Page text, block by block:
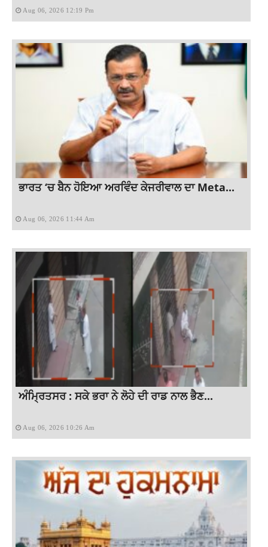
Aug 06, 2026 12:19 Pm
ਭਾਰਤ ‘ਚ ਬੈਨ ਹੋਇਆ ਅਰਵਿੰਦ ਕੇਜਰੀਵਾਲ ਦਾ Meta...
Aug 06, 2026 11:44 Am
ਅੰਮ੍ਰਿਤਸਰ : ਸਕੇ ਭਰਾ ਨੇ ਲੋਹੇ ਦੀ ਰਾਡ ਨਾਲ ਭੈਣ...
Aug 06, 2026 10:26 Am